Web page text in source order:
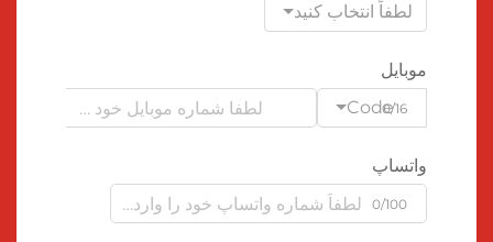
لطفاً انتخاب کنید
موبایل
Code0/16
واتساپ
0/100